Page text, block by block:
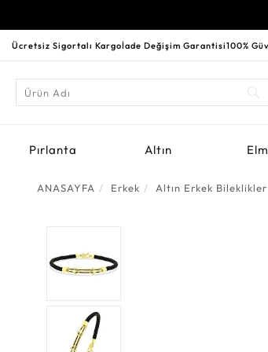
Ücretsiz Sigortalı Kargoİade Değişim Garantisi100%
Pırlanta Altın
ANASAYFA Erkek Altın Erkek Bileklikler